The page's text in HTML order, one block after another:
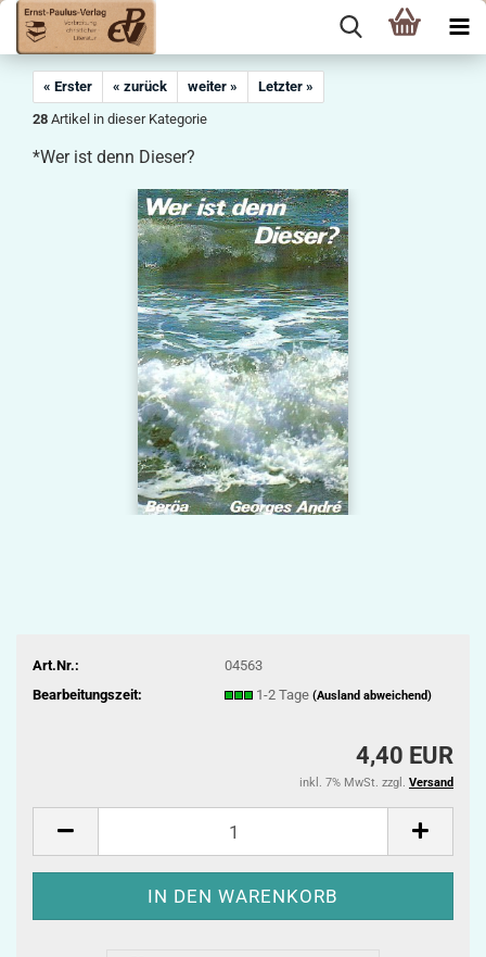
« Erster « zurück weiter »
Letzter »
28 Artikel in dieser Kategorie
*Wer ist denn Dieser?
Art.Nr.:
04563
Bearbeitungszeit:
1-2 Tage (Ausland abweichend)
4,40 EUR
inkl. 7% MwSt. zzgl. Versand